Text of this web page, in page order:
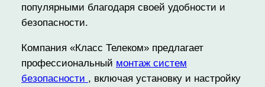
популярными благодаря своей удобности и
безопасности.
Компания «Класс Телеком» предлагает
профессиональный монтаж систем
безопасности , включая установку и настройку